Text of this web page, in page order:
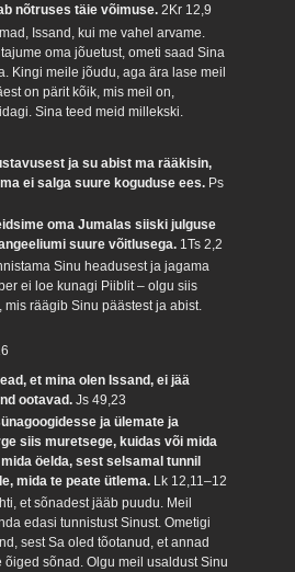
nõtruses täie võimuse.2Kr 12,9
Issand, kui me vahel arvame.
oma jõuetust, ometi saad Sina
Kingi meile jõudu, aga ära lase meil
on pärit kõik, mis meil on,
Sina teed meid millekski.
ja su abist ma rääkisin,
ei salga suure koguduse ees. Ps
oma Jumalas siiski julguse
suure võitlusega. 1Ts 2,2
Sinu headusest ja jagama
ei loe kunagi Piiblit – olgu siis
räägib Sinu päästest ja abist.
et mina olen Issand, ei jää
ootavad.Js 49,23
ja ülemate ja
siis muretsege, kuidas või mida
öelda, sest selsamal tunnil
mida te peate ütlema. Lk 12,11–12
et sõnadest jääb puudu. Meil
edasi tunnistust Sinust. Ometigi
sest Sa oled tõotanud, et annad
õiged sõnad. Olgu meil usaldust Sinu